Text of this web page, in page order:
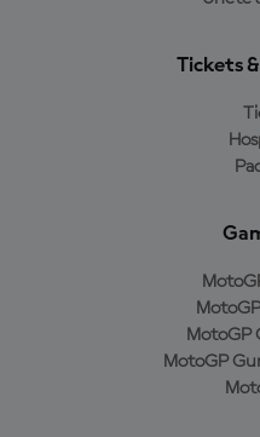
Tickets
MotoGP
MotoGP